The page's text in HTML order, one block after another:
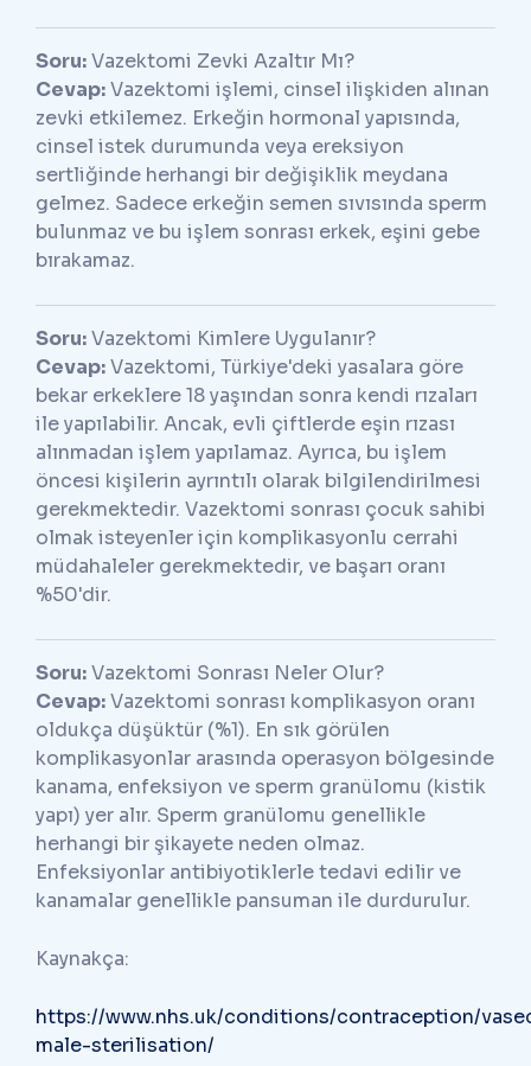
Soru:Vazektomi Zevki Azaltır Mı?
Cevap:Vazektomi işlemi, cinsel ilişkiden alınan
zevki etkilemez. Erkeğin hormonal yapısında,
cinsel istek durumunda veya ereksiyon
sertliğinde herhangi bir değişiklik meydana
gelmez. Sadece erkeğin semen sıvısında sperm
bulunmaz ve bu işlem sonrası erkek, eşini gebe
bırakamaz.
Soru:Vazektomi Kimlere Uygulanır?
Cevap:Vazektomi, Türkiye'deki yasalara göre
bekar erkeklere 18 yaşından sonra kendi rızaları
ile yapılabilir. Ancak, evli çiftlerde eşin rızası
alınmadan işlem yapılamaz. Ayrıca, bu işlem
öncesi kişilerin ayrıntılı olarak bilgilendirilmesi
gerekmektedir. Vazektomi sonrası çocuk sahibi
olmak isteyenler için komplikasyonlu cerrahi
müdahaleler gerekmektedir, ve başarı oranı
%50'dir.
Soru:Vazektomi Sonrası Neler Olur?
Cevap:Vazektomi sonrası komplikasyon oranı
oldukça düşüktür (%1). En sık görülen
komplikasyonlar arasında operasyon bölgesinde
kanama, enfeksiyon ve sperm granülomu (kistik
yapı) yer alır. Sperm granülomu genellikle
herhangi bir şikayete neden olmaz.
Enfeksiyonlar antibiyotiklerle tedavi edilir ve
kanamalar genellikle pansuman ile durdurulur.
Kaynakça:
https://www.nhs.uk/conditions/contraception/
male-sterilisation/